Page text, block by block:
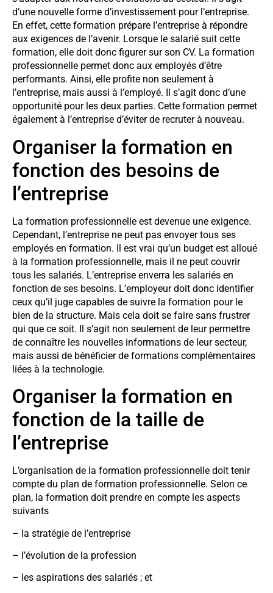
d’une nouvelle forme d’investissement pour l’entreprise.
En effet, cette formation prépare l’entreprise à répondre
aux exigences de l’avenir. Lorsque le salarié suit cette
formation, elle doit donc figurer sur son CV. La formation
professionnelle permet donc aux employés d’être
performants. Ainsi, elle profite non seulement à
l’entreprise, mais aussi à l’employé. Il s’agit donc d’une
opportunité pour les deux parties. Cette formation permet
également à l’entreprise d’éviter de recruter à nouveau.
Organiser la formation en
fonction des besoins de
l’entreprise
La formation professionnelle est devenue une exigence.
Cependant, l’entreprise ne peut pas envoyer tous ses
employés en formation. Il est vrai qu’un budget est alloué
à la formation professionnelle, mais il ne peut couvrir
tous les salariés. L’entreprise enverra les salariés en
fonction de ses besoins. L’employeur doit donc identifier
ceux qu’il juge capables de suivre la formation pour le
bien de la structure. Mais cela doit se faire sans frustrer
qui que ce soit. Il s’agit non seulement de leur permettre
de connaître les nouvelles informations de leur secteur,
mais aussi de bénéficier de formations complémentaires
liées à la technologie.
Organiser la formation en
fonction de la taille de
l’entreprise
L’organisation de la formation professionnelle doit tenir
compte du plan de formation professionnelle. Selon ce
plan, la formation doit prendre en compte les aspects
suivants
– la stratégie de l’entreprise
– l’évolution de la profession
– les aspirations des salariés ; et